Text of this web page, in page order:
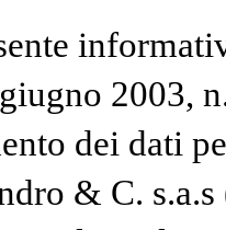
2003,
dei dati
& C.